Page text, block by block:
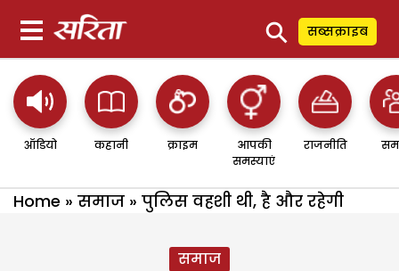
⚲ सब्सक्राइब
ऑडियो कहानी क्राइम
आपकी
समस्याएं
राजनीति
Home » समाज » पुलिस वहशी थी, है और रहेगी
समाज